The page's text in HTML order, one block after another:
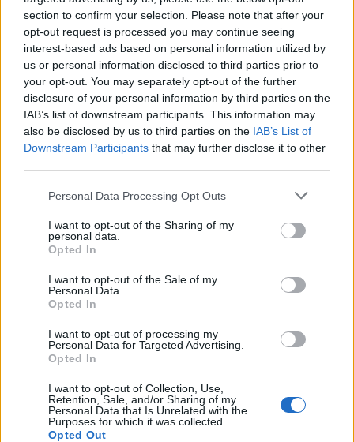
section to confirm your selection. Please note that after your
opt-out request is processed you may continue seeing
interest-based ads based on personal information utilized by
us or personal information disclosed to third parties prior to
your opt-out. You may separately opt-out of the further
disclosure of your personal information by third parties on the
IAB’s list of downstream participants. This information may
also be disclosed by us to third parties on the IAB’s List of
Downstream Participants that may further disclose it to other
Personal Data Processing Opt Outs
I want to opt-out of the Sharing of my
personal data.
Opted In
I want to opt-out of the Sale of my
Personal Data.
Opted In
I want to opt-out of processing my
Personal Data for Targeted Advertising.
Opted In
I want to opt-out of Collection, Use,
Retention, Sale, and/or Sharing of my
Personal Data that Is Unrelated with the
Purposes for which it was collected.
Opted Out